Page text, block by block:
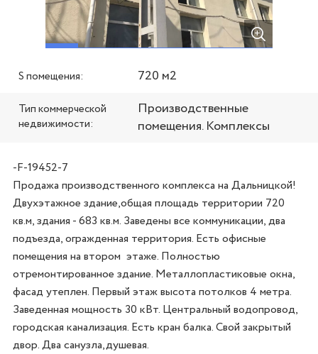
S помещения: 720 м2
Тип коммерческой
недвижимости:
Производственные
помещения. Комплексы
-F-19452-7
Продажа производственного комплекса на Дальницкой!
Двухэтажное здание,общая площадь территории 720
кв.м, здания - 683 кв.м. Заведены все коммуникации, два
подъезда, огражденная территория. Есть офисные
помещения на втором  этаже. Полностью
отремонтированное здание. Металлопластиковые окна,
фасад утеплен. Первый этаж высота потолков 4 метра.
Заведенная мощность 30 кВт. Центральный водопровод,
городская канализация. Есть кран балка. Свой закрытый
двор. Два санузла,душевая.